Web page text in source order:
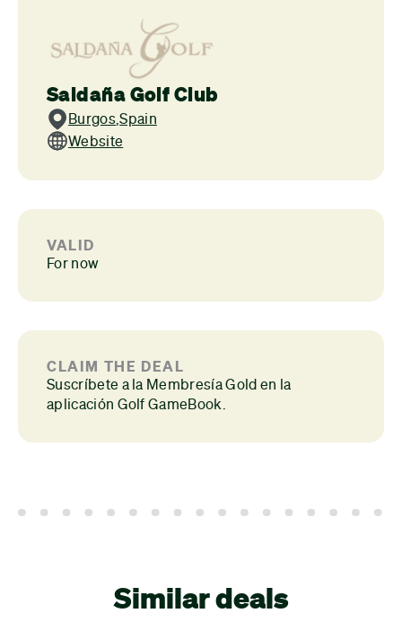
Saldaña Golf Club
Burgos,Spain
Website
VALID
For now
CLAIM THE DEAL
Suscríbete a la Membresía Gold en la
aplicación Golf GameBook.
Similar deals